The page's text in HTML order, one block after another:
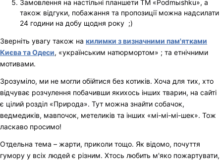
Замовлення на настільні планшети ТМ «Podmыshku», а
також відгуки, побажання та пропозиції можна надсилати
24 години на добу щодня року ;)
Зверніть увагу також на килимки з визначними пам'ятками
Києва та Одеси, «українським натюрмортом» ; та етнічними
мотивами.
Зрозуміло, ми не могли обійтися без котиків. Хоча для тих, хто
відчуває розчулення побачивши якихось інших тварин, на сайті
є цілий розділ «Природа». Тут можна знайти собачок,
ведмедиків, мавпочок, метеликів та інших «мі-мі-мі-шек». Тож
ласкаво просимо!
Отдельна тема – жарти, приколи тощо. Як відомо, почуття
гумору у всіх людей є різним. Хтось любить м'яко пожартувати,